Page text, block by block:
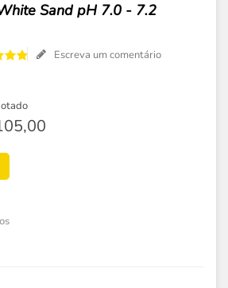
Sand pH 7.0 - 7.2
Escreva um comentário